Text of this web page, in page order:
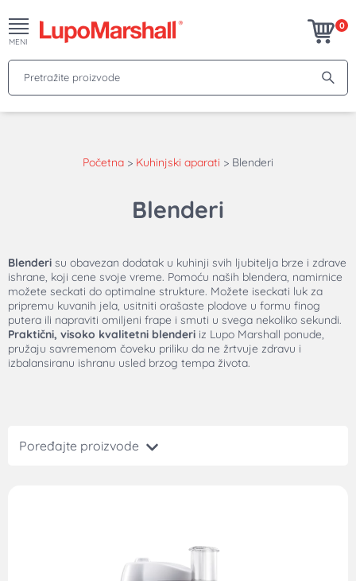
MENI
0
Pretražite proizvode
Početna > Kuhinjski aparati > Blenderi
Blenderi
Blenderi su obavezan dodatak u kuhinji svih ljubitelja brze i zdrave
ishrane, koji cene svoje vreme. Pomoću naših blendera, namirnice
možete seckati do optimalne strukture. Možete iseckati luk za
pripremu kuvanih jela, usitniti orašaste plodove u formu finog
putera ili napraviti omiljeni frape i smuti u svega nekoliko sekundi.
Praktični, visoko kvalitetni blenderi iz Lupo Marshall ponude,
pružaju savremenom čoveku priliku da ne žrtvuje zdravu i
izbalansiranu ishranu usled brzog tempa života.
Poređajte proizvode